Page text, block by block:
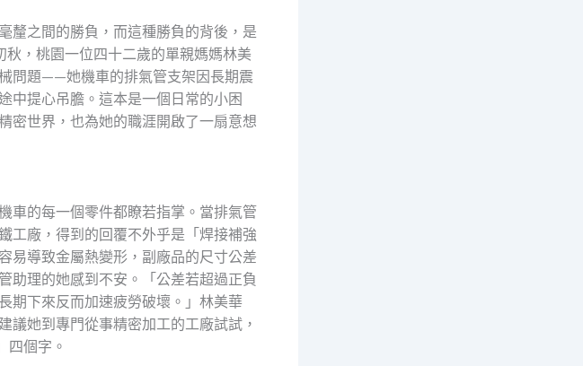
釐之間的勝負，而這種勝負的背後，是
，桃園一位四十二歲的單親媽媽林美
問題——她機車的排氣管支架因長期震
中提心吊膽。這本是一個日常的小困
密世界，也為她的職涯開啟了一扇意想
車的每一個零件都瞭若指掌。當排氣管
工廠，得到的回覆不外乎是「焊接補強
易導致金屬熱變形，副廠品的尺寸公差
助理的她感到不安。「公差若超過正負
期下來反而加速疲勞破壞。」林美華
議她到專門從事精密加工的工廠試試，
四個字。